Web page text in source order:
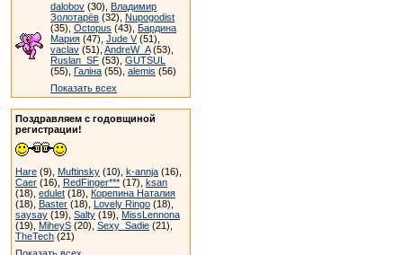
dalobov (30), Владимир
Золотарёв (32), Nupogodist
(35), Octopus (43), Бардина
Мария (47), Jude V(51),
vaclav (51), AndreW_A(53),
Ruslan_SF (53), GUTSUL
(55), Галіна (55), alemis (56)
Показать всех
Поздравляем с годовщиной
регистрации!
Hare (9), Muftinsky (10), k-annja (16),
Caer (16), RedFinger*** (17), ksan
(18), edulet (18), Корепина Наталия
(18), Baster (18), Lovely Ringo (18),
saysay (19), Salty (19), MissLennona
(19), MiheyS (20), Sexy_Sadie (21),
TheTech (21)